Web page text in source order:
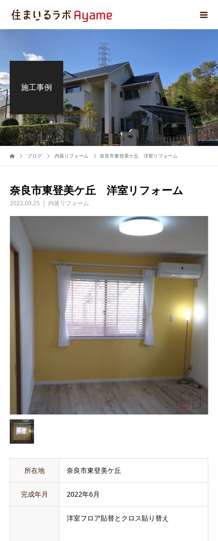
施工事例
ブログ 内装リフォーム 奈良市東登美ケ丘 洋室リフォーム
奈良市東登美ケ丘 洋室リフォーム
2022.09.25 内装リフォーム
所在地 奈良市東登美ケ丘
完成年月 2022年6月
洋室フロア貼替とクロス貼り替え